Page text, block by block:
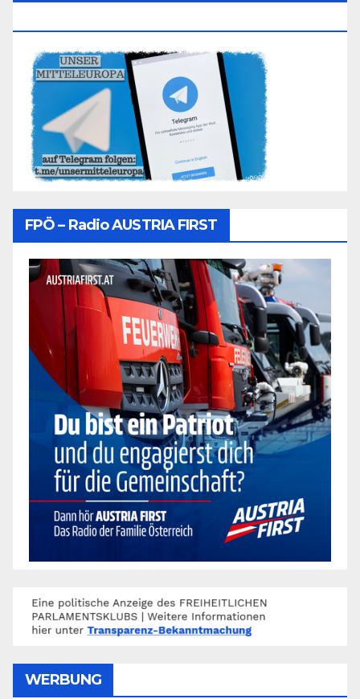
FPÖ – Radio AUSTRIA FIRST
WERBUNG